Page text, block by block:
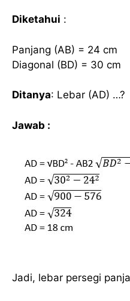
Diketahui :
Panjang (AB) = 24 cm
Diagonal (BD) = 30 cm
Ditanya: Lebar (AD) …?
Jawab :
Jadi, lebar persegi